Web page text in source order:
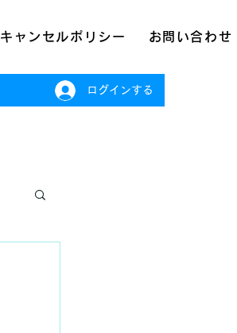
キャンセルポリシー お問い合わせ
ログインする